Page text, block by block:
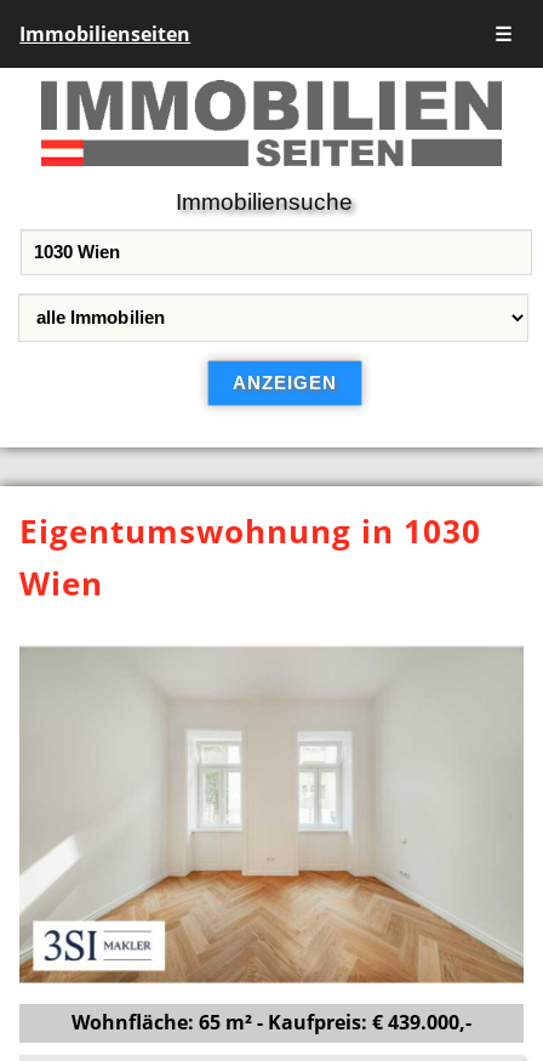
Immobilienseiten ☰
Immobiliensuche
Eigentumswohnung in 1030
Wien
Wohnfläche: 65 m² - Kaufpreis: € 439.000,-